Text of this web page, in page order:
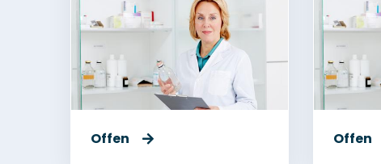
Offen Offen